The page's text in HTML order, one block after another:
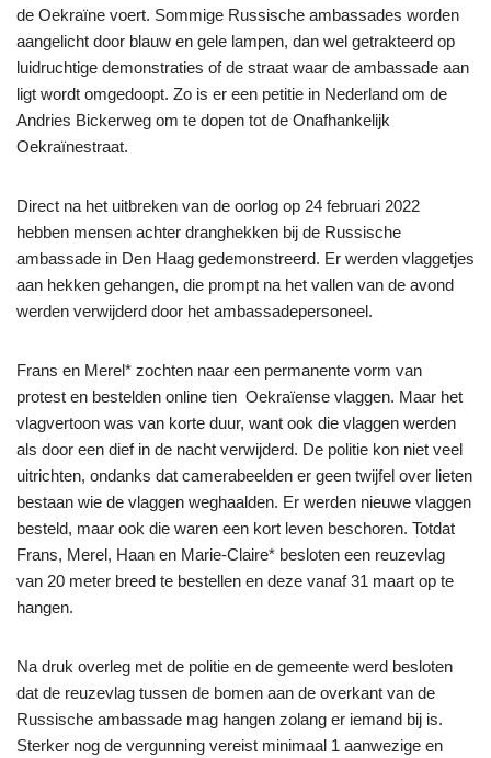
de Oekraïne voert. Sommige Russische ambassades worden
aangelicht door blauw en gele lampen, dan wel getrakteerd op
luidruchtige demonstraties of de straat waar de ambassade aan
ligt wordt omgedoopt. Zo is er een petitie in Nederland om de
Andries Bickerweg om te dopen tot de Onafhankelijk
Oekraïnestraat.
Direct na het uitbreken van de oorlog op 24 februari 2022
hebben mensen achter dranghekken bij de Russische
ambassade in Den Haag gedemonstreerd. Er werden vlaggetjes
aan hekken gehangen, die prompt na het vallen van de avond
werden verwijderd door het ambassadepersoneel.
Frans en Merel* zochten naar een permanente vorm van
protest en bestelden online tien Oekraïense vlaggen. Maar het
vlagvertoon was van korte duur, want ook die vlaggen werden
als door een dief in de nacht verwijderd. De politie kon niet veel
uitrichten, ondanks dat camerabeelden er geen twijfel over lieten
bestaan wie de vlaggen weghaalden. Er werden nieuwe vlaggen
besteld, maar ook die waren een kort leven beschoren. Totdat
Frans, Merel, Haan en Marie-Claire* besloten een reuzevlag
van 20 meter breed te bestellen en deze vanaf 31 maart op te
hangen.
Na druk overleg met de politie en de gemeente werd besloten
dat de reuzevlag tussen de bomen aan de overkant van de
Russische ambassade mag hangen zolang er iemand bij is.
Sterker nog de vergunning vereist minimaal 1 aanwezige en